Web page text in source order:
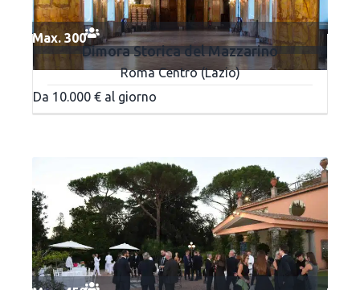
Max. 300
Dimora Storica del Mazzarino
Roma Centro (Lazio)
Da 10.000 € al giorno